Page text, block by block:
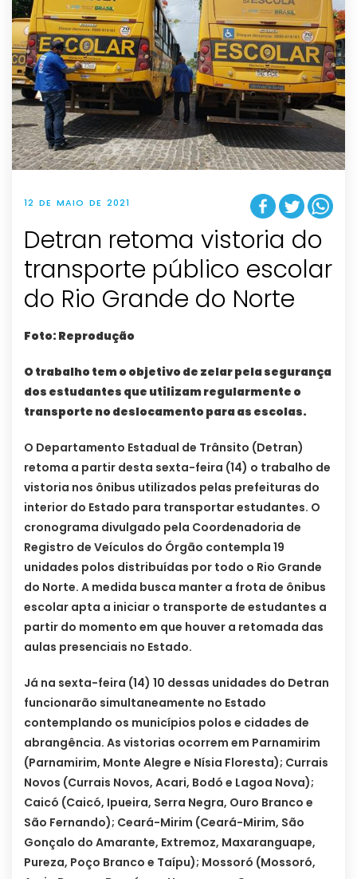
12 DE MAIO DE 2021
Detran retoma vistoria do
transporte público escolar
do Rio Grande do Norte
Foto: Reprodução
O trabalho tem o objetivo de zelar pela segurança
dos estudantes que utilizam regularmente o
transporte no deslocamento para as escolas.
O Departamento Estadual de Trânsito (Detran)
retoma a partir desta sexta-feira (14) o trabalho de
vistoria nos ônibus utilizados pelas prefeituras do
interior do Estado para transportar estudantes. O
cronograma divulgado pela Coordenadoria de
Registro de Veículos do Órgão contempla 19
unidades polos distribuídas por todo o Rio Grande
do Norte. A medida busca manter a frota de ônibus
escolar apta a iniciar o transporte de estudantes a
partir do momento em que houver a retomada das
aulas presenciais no Estado.
Já na sexta-feira (14) 10 dessas unidades do Detran
funcionarão simultaneamente no Estado
contemplando os municípios polos e cidades de
abrangência. As vistorias ocorrem em Parnamirim
(Parnamirim, Monte Alegre e Nísia Floresta); Currais
Novos (Currais Novos, Acari, Bodó e Lagoa Nova);
Caicó (Caicó, Ipueira, Serra Negra, Ouro Branco e
São Fernando); Ceará-Mirim (Ceará-Mirim, São
Gonçalo do Amarante, Extremoz, Maxaranguape,
Pureza, Poço Branco e Taípu); Mossoró (Mossoró,